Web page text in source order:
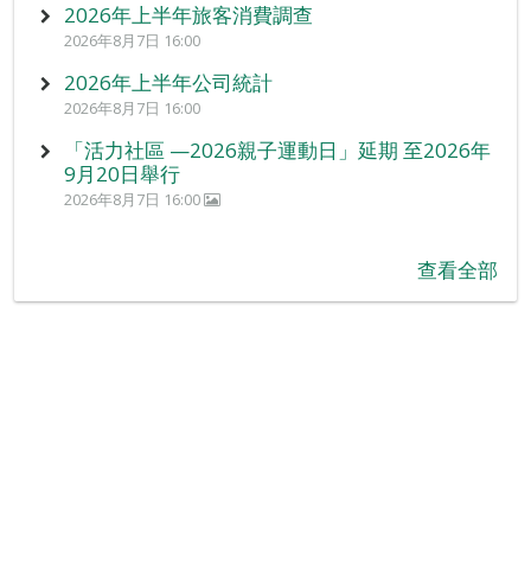
2026年上半年旅客消費調查
2026年8月7日 16:00
2026年上半年公司統計
2026年8月7日 16:00
「活力社區 —2026親子運動日」延期 至2026年
9月20日舉行
2026年8月7日 16:00
查看全部